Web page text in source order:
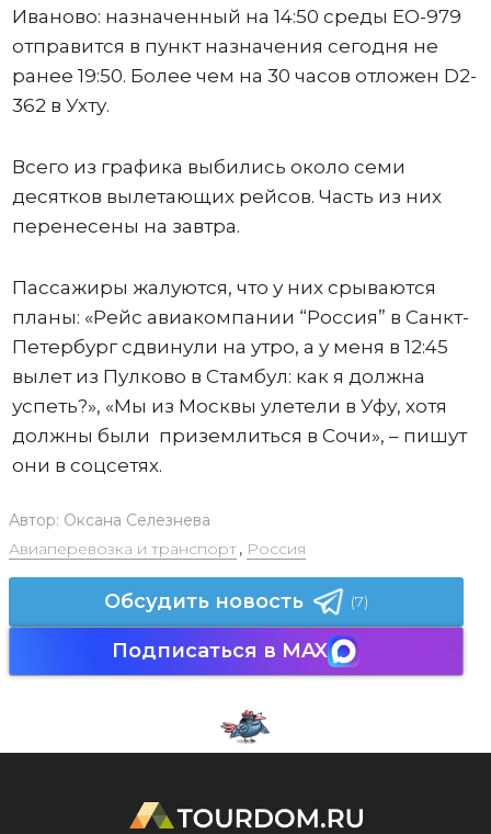
Иваново: назначенный на 14:50 среды ЕО-979
отправится в пункт назначения сегодня не
ранее 19:50. Более чем на 30 часов отложен D2-
362 в Ухту.
Всего из графика выбились около семи
десятков вылетающих рейсов. Часть из них
перенесены на завтра.
Пассажиры жалуются, что у них срываются
планы: «Рейс авиакомпании “Россия” в Санкт-
Петербург сдвинули на утро, а у меня в 12:45
вылет из Пулково в Стамбул: как я должна
успеть?», «Мы из Москвы улетели в Уфу, хотя
должны были приземлиться в Сочи», – пишут
они в соцсетях.
Автор: Оксана Селезнева
Авиаперевозка и транспорт, Россия
Обсудить новость (7)
Подписаться в MAX